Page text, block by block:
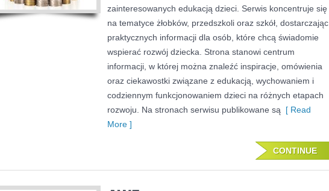
zainteresowanych edukacją dzieci. Serwis koncentruje się
na tematyce żłobków, przedszkoli oraz szkół, dostarczając
praktycznych informacji dla osób, które chcą świadomie
wspierać rozwój dziecka. Strona stanowi centrum
informacji, w której można znaleźć inspiracje, omówienia
oraz ciekawostki związane z edukacją, wychowaniem i
codziennym funkcjonowaniem dzieci na różnych etapach
rozwoju. Na stronach serwisu publikowane są [ Read
More ]
CONTINUE